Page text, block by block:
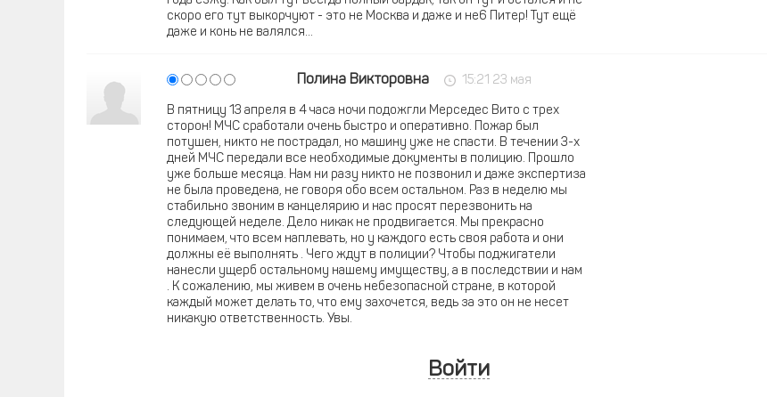
скоро его тут выкорчуют - это не Москва и даже и не6 Питер! Тут ещё
даже и конь не валялся...
Полина Викторовна 15:21 23 мая
В пятницу 13 апреля в 4 часа ночи подожгли Мерседес Вито с трех
сторон! МЧС сработали очень быстро и оперативно. Пожар был
потушен, никто не пострадал, но машину уже не спасти. В течении 3-х
дней МЧС передали все необходимые документы в полицию. Прошло
уже больше месяца. Нам ни разу никто не позвонил и даже экспертиза
не была проведена, не говоря обо всем остальном. Раз в неделю мы
стабильно звоним в канцелярию и нас просят перезвонить на
следующей неделе. Дело никак не продвигается. Мы прекрасно
понимаем, что всем наплевать, но у каждого есть своя работа и они
должны её выполнять . Чего ждут в полиции? Чтобы поджигатели
нанесли ущерб остальному нашему имуществу, а в последствии и нам
. К сожалению, мы живем в очень небезопасной стране, в которой
каждый может делать то, что ему захочется, ведь за это он не несет
никакую ответственность. Увы.
Войти